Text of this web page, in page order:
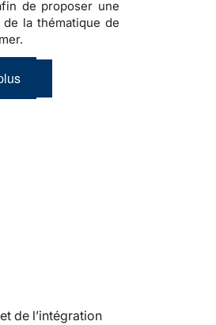
de proposer une
de la thématique de
de l’intégration